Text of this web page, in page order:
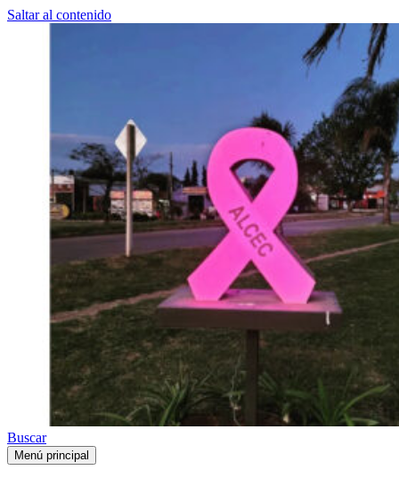
Saltar al contenido
Buscar
Menú principal